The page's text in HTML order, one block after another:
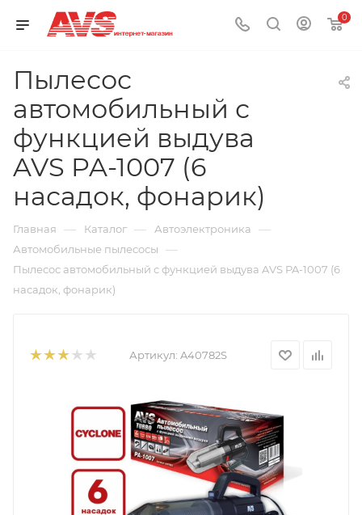
0
Пылесос
автомобильный с
функцией выдува
AVS PA-1007 (6
насадок, фонарик)
Главная — Каталог — Автоэлектроника —
Автомобильные пылесосы —
Пылесос автомобильный с функцией выдува AVS PA-1007 (6
насадок, фонарик)
Артикул: A40782S